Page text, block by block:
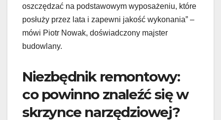
oszczędzać na podstawowym wyposażeniu, które
posłuży przez lata i zapewni jakość wykonania” –
mówi Piotr Nowak, doświadczony majster
budowlany.
Niezbędnik remontowy:
co powinno znaleźć się w
skrzynce narzędziowej?